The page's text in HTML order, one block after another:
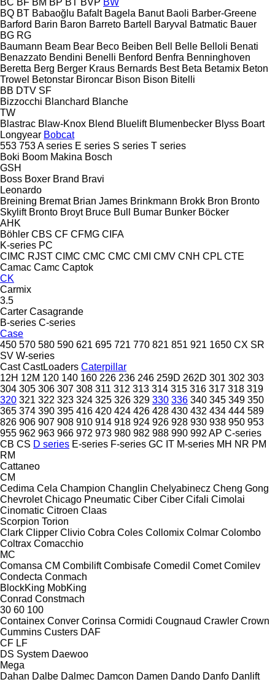
BQ BT Babaoğlu Bafalt Bagela Banut Baoli Barber-Greene
Barford Barin Baron Barreto Bartell Baryval Batmatic Bauer
BG RG
Baumann Beam Bear Beco Beiben Bell Belle Belloli Benati
Benazzato Bendini Benelli Benford Benfra Benninghoven
Beretta Berg Berger Kraus Bernards Best Beta Betamix Beton
Trowel Betonstar Bironcar Bison Bison Bitelli
BB DTV SF
Bizzocchi Blanchard Blanche
TW
Blastrac Blaw-Knox Blend Bluelift Blumenbecker Blyss Boart
Longyear Bobcat
553 753A series E series S series T series
Boki Boom Makina Bosch
GSH
Boss Boxer Brand Bravi
Leonardo
Breining Bremat Brian James Brinkmann Brokk Bron Bronto
Skylift Bronto Broyt Bruce Bull Bumar Bunker Böcker
AHK
Böhler CBS CF CFMG CIFA
K-series PC
CIMC RJST CIMC CMC CMC CMI CMV CNH CPL CTE
Camac Camc Captok
CK
Carmix
3.5
Carter Casagrande
B-series C-series
Case
450 570 580 590 621 695 721 770 821 851 921 1650 CX SR
SV W-series
Cast CastLoaders Caterpillar
12H 12M 120 140 160 226 236 246 259D 262D 301 302 303
304 305 306 307 308 311 312 313 314 315 316 317 318 319
320 321 322 323 324 325 326 329 330 336 340 345 349 350
365 374 390 395 416 420 424 426 428 430 432 434 444 589
826 906 907 908 910 914 918 924 926 928 930 938 950 953
955 962 963 966 972 973 980 982 988 990 992 AP C-series
CB CS D series E-series F-series GC IT M-series MH NR PM
RM
Cattaneo
CM
Cedima Cela Champion Changlin Chelyabinecz Cheng Gong
Chevrolet Chicago Pneumatic Ciber Ciber Cifali Cimolai
Cinomatic Citroen Claas
Scorpion Torion
Clark Clipper Clivio Cobra Coles Collomix Colmar Colombo
Coltrax Comacchio
MC
Comansa CM Combilift Combisafe Comedil Comet Comilev
Condecta Conmach
BlockKing MobKing
Conrad Constmach
30 60 100
Containex Conver Corinsa Cormidi Cougnaud Crawler Crown
Cummins Custers DAF
CF LF
DS System Daewoo
Mega
Dahan Dalbe Dalmec Damcon Damen Dando Danfo Danlift